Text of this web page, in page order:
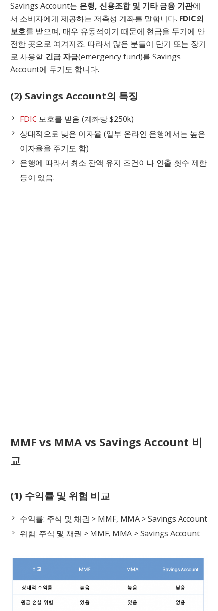
Savings Account는 은행, 신용조합 및 기타 금융 기관에
서 소비자에게 제공하는 저축성 계좌를 말합니다. FDIC의
보호를 받으며, 매우 유동적이기 때문에 현금을 두기에 안
전한 곳으로 여겨지죠. 따라서 많은 분들이 단기 또는 장기
로 사용할 긴급 자금(emergency fund)를 Savings
Account에 두기도 합니다.
(2) Savings Account의 특징
FDIC 보호를 받음 (계좌당 $250k)
상대적으로 낮은 이자율 (일부 온라인 은행에서는 높은
이자율을 주기도 함)
은행에 따라서 최소 잔액 유지 조건이나 인출 횟수 제한
등이 있음.
MMF vs MMA vs Savings Account 비
교
(1) 수익률 및 위험 비교
수익률: 주식 및 채권 > MMF, MMA > Savings Account
위험: 주식 및 채권 > MMF, MMA > Savings Account